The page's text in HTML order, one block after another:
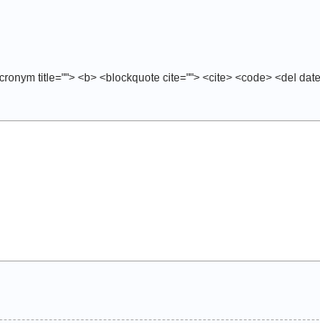
title=""> <b> <blockquote cite=""> <cite> <code> <del